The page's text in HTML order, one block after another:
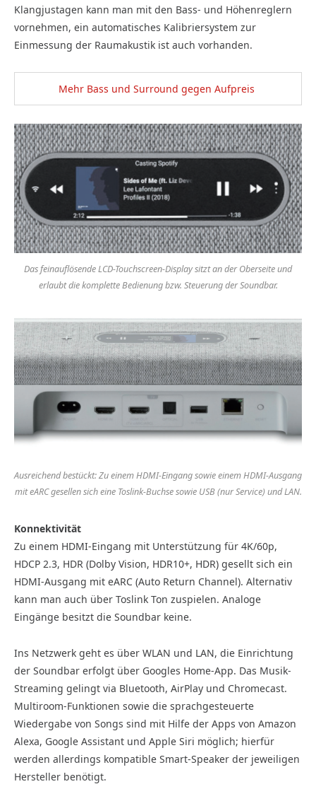
Klangjustagen kann man mit den Bass- und Höhenreglern
vornehmen, ein automatisches Kalibriersystem zur
Einmessung der Raumakustik ist auch vorhanden.
Mehr Bass und Surround gegen Aufpreis
Das feinauflösende LCD-Touchscreen-Display sitzt an der Oberseite und
erlaubt die komplette Bedienung bzw. Steuerung der Soundbar.
Ausreichend bestückt: Zu einem HDMI-Eingang sowie einem HDMI-Ausgang
mit eARC gesellen sich eine Toslink-Buchse sowie USB (nur Service) und LAN.
Konnektivität
Zu einem HDMI-Eingang mit Unterstützung für 4K/60p,
HDCP 2.3, HDR (Dolby Vision, HDR10+, HDR) gesellt sich ein
HDMI-Ausgang mit eARC (Auto Return Channel). Alternativ
kann man auch über Toslink Ton zuspielen. Analoge
Eingänge besitzt die Soundbar keine.
Ins Netzwerk geht es über WLAN und LAN, die Einrichtung
der Soundbar erfolgt über Googles Home-App. Das Musik-
Streaming gelingt via Bluetooth, AirPlay und Chromecast.
Multiroom-Funktionen sowie die sprachgesteuerte
Wiedergabe von Songs sind mit Hilfe der Apps von Amazon
Alexa, Google Assistant und Apple Siri möglich; hierfür
werden allerdings kompatible Smart-Speaker der jeweiligen
Hersteller benötigt.